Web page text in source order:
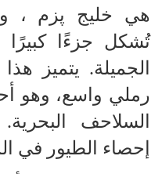
هي خليج پزم ،
تُشكل جزءًا
الجميلة. يتميز
رملي واسع، وهو
السلاحف
إحصاء الطيور في